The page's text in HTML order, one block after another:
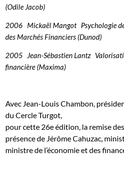
(Odile Jacob)
2006 Mickaël Mangot Psychologie de
des Marchés Financiers (Dunod)
2005 Jean-Sébastien Lantz
financière (Maxima)
Avec Jean-Louis Chambon,
du Cercle Turgot,
pour cette 26e édition, la remise
présence de Jérôme Cahuzac,
ministre de l’économie et des